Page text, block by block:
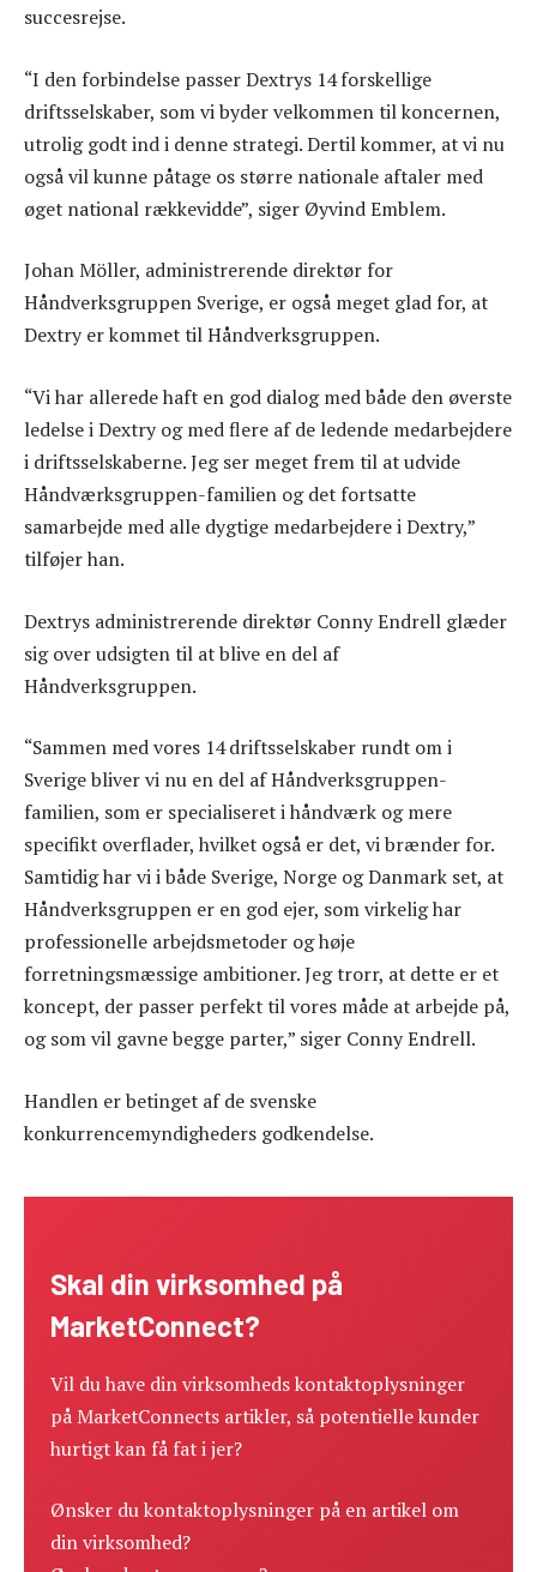
succesrejse.
“I den forbindelse passer Dextrys 14 forskellige
driftsselskaber, som vi byder velkommen til koncernen,
utrolig godt ind i denne strategi. Dertil kommer, at vi nu
også vil kunne påtage os større nationale aftaler med
øget national rækkevidde”, siger Øyvind Emblem.
Johan Möller, administrerende direktør for
Håndverksgruppen Sverige, er også meget glad for, at
Dextry er kommet til Håndverksgruppen.
“Vi har allerede haft en god dialog med både den øverste
ledelse i Dextry og med flere af de ledende medarbejdere
i driftsselskaberne. Jeg ser meget frem til at udvide
Håndværksgruppen-familien og det fortsatte
samarbejde med alle dygtige medarbejdere i Dextry,”
tilføjer han.
Dextrys administrerende direktør Conny Endrell glæder
sig over udsigten til at blive en del af
Håndverksgruppen.
“Sammen med vores 14 driftsselskaber rundt om i
Sverige bliver vi nu en del af Håndverksgruppen-
familien, som er specialiseret i håndværk og mere
specifikt overflader, hvilket også er det, vi brænder for.
Samtidig har vi i både Sverige, Norge og Danmark set, at
Håndverksgruppen er en god ejer, som virkelig har
professionelle arbejdsmetoder og høje
forretningsmæssige ambitioner. Jeg trorr, at dette er et
koncept, der passer perfekt til vores måde at arbejde på,
og som vil gavne begge parter,” siger Conny Endrell.
Handlen er betinget af de svenske
konkurrencemyndigheders godkendelse.
Skal din virksomhed på
MarketConnect?
Vil du have din virksomheds kontaktoplysninger
på MarketConnects artikler, så potentielle kunder
hurtigt kan få fat i jer?
Ønsker du kontaktoplysninger på en artikel om
din virksomhed?